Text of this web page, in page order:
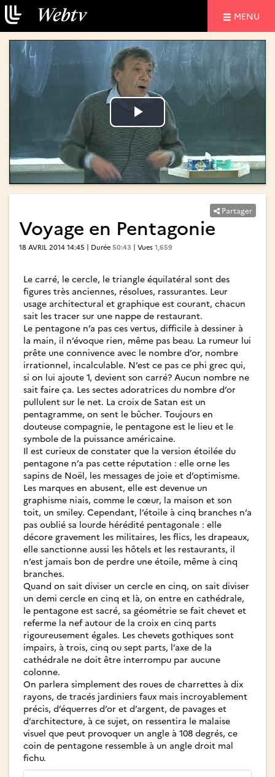
MENU
Lire
la
vidéo
Lire
la
vidéo
Partager
Voyage en Pentagonie
18 AVRIL 2014 14:45 | Durée 50:43 | Vues 1,659
Le carré, le cercle, le triangle équilatéral sont des
figures très anciennes, résolues, rassurantes. Leur
usage architectural et graphique est courant, chacun
sait les tracer sur une nappe de restaurant.
Le pentagone n’a pas ces vertus, difficile à dessiner à
la main, il n’évoque rien, même pas beau. La rumeur lui
prête une connivence avec le nombre d’or, nombre
irrationnel, incalculable. N’est ce pas ce phi grec qui,
si on lui ajoute 1, devient son carré? Aucun nombre ne
sait faire ça. Les sectes adoratrices du nombre d’or
pullulent sur le net. La croix de Satan est un
pentagramme, on sent le bûcher. Toujours en
douteuse compagnie, le pentagone est le lieu et le
symbole de la puissance américaine.
Il est curieux de constater que la version étoilée du
pentagone n’a pas cette réputation : elle orne les
sapins de Noël, les messages de joie et d’optimisme.
Les marques en abusent, elle est devenue un
graphisme niais, comme le cœur, la maison et son
toit, un smiley. Cependant, l’étoile à cinq branches n’a
pas oublié sa lourde hérédité pentagonale : elle
décore gravement les militaires, les flics, les drapeaux,
elle sanctionne aussi les hôtels et les restaurants, il
n’est jamais bon de perdre une étoile, même à cinq
branches.
Quand on sait diviser un cercle en cinq, on sait diviser
un demi cercle en cinq et là, on entre en cathédrale,
le pentagone est sacré, sa géométrie se fait chevet et
referme la nef autour de la croix en cinq parts
rigoureusement égales. Les chevets gothiques sont
impairs, à trois, cinq ou sept parts, l’axe de la
cathédrale ne doit être interrompu par aucune
colonne.
On parlera simplement des roues de charrettes à dix
rayons, de tracés jardiniers faux mais incroyablement
précis, d’équerres d’or et d’argent, de pavages et
d’architecture, à ce sujet, on ressentira le malaise
visuel que peut provoquer un angle à 108 degrés, ce
coin de pentagone ressemble à un angle droit mal
fichu.